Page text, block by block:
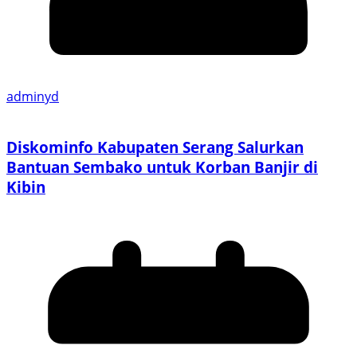
adminyd
Diskominfo Kabupaten Serang Salurkan
Bantuan Sembako untuk Korban Banjir di
Kibin